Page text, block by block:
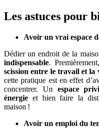
Les astuces pour
Avoir un vrai espace
Dédier un endroit de la
indispensable.
scission entre le travail et la
cette pratique est en effet
concentrer. Un espace
énergie et bien faire la
maison !
Avoir un emploi du